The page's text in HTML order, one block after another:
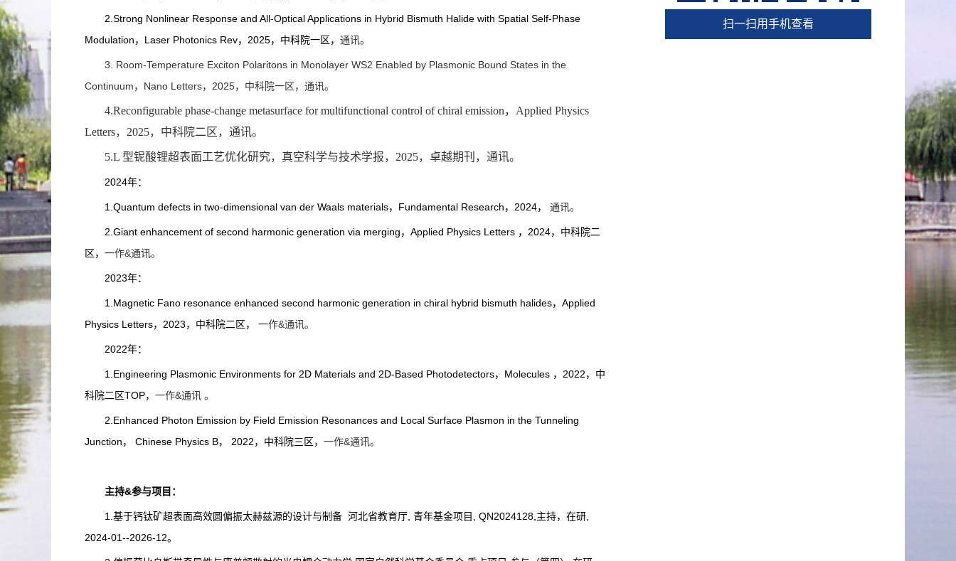
2. Strong Nonlinear Response and All-Optical Applications in Hybrid Bismuth Halide with Spatial Self-Phase
Modulation，Laser Photonics Rev，2025，中科院一区， 通讯。
3. Room-Temperature Exciton Polaritons in Monolayer WS2 Enabled by Plasmonic Bound States in the
Continuum， Nano Letters，2025， 中科院一区，通讯。
4.Reconfigurable phase-change metasurface for multifunctional control of chiral emission， Applied Physics
Letters，2025， 中科院二区， 通讯。
5.L 型铌酸锂超表面工艺优化研究， 真空科学与技术学报，2025，卓越期刊，通讯。
2024年：
1.Quantum defects in two-dimensional van der Waals materials，Fundamental Research，2024， 通讯。
2. Giant enhancement of second harmonic generation via merging，Applied Physics Letters ，2024，中科院二
区， 一作&通讯。
2023年：
1. Magnetic Fano resonance enhanced second harmonic generation in chiral hybrid bismuth halides，Applied
Physics Letters，2023，中科院二区，
一作&通讯。
2022年：
1.Engineering Plasmonic Environments for 2D Materials and 2D-Based Photodetectors，Molecules ，2022，中
科院二区TOP， 一作&通讯 。
2.Enhanced Photon Emission by Field Emission Resonances and Local Surface Plasmon in the Tunneling
Junction， Chinese Physics B， 2022，中科院三区， 一作&通讯。
主持&参与项目：
1.基于钙钛矿超表面高效圆偏振太赫兹源的设计与制备 河北省教育厅, 青年基金项目, QN2024128,主持，在研,
2024-01--2026-12。
扫一扫用手机查看